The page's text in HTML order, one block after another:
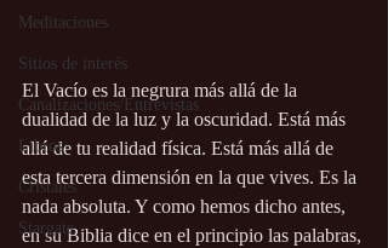
Meditaciones
Sitios de interés
Canalizaciones/Entrevistas
Libros
Cristales
Stargate
El Vacío es la negrura más allá de la
dualidad de la luz y la oscuridad. Está más
allá de tu realidad física. Está más allá de
esta tercera dimensión en la que vives. Es la
nada absoluta. Y como hemos dicho antes,
en su Biblia dice en el principio las palabras,